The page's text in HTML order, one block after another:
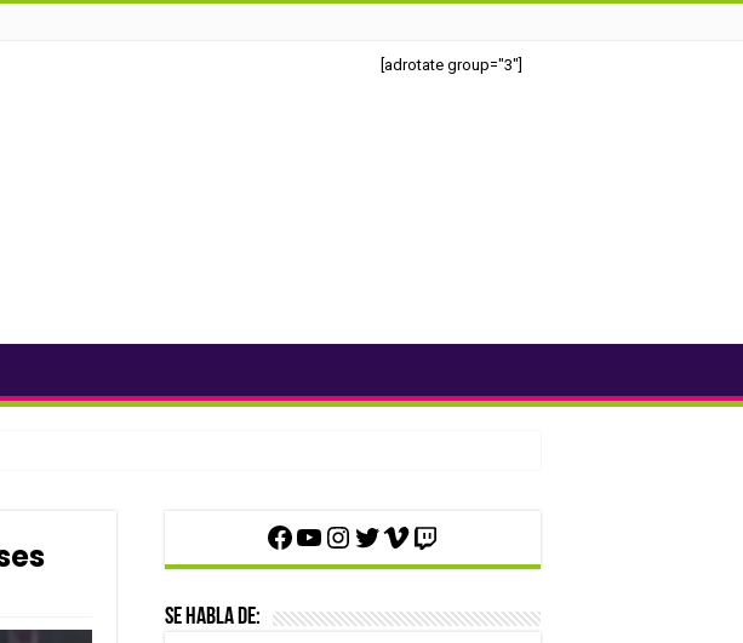
[adrotate group="3"]
Facebook
YouTube
Instagram
Twitter
VimeoTwitch
Se habla de: